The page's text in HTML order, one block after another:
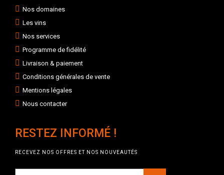
Nos domaines
Les vins
Nos services
Programme de fidélité
Livraison & paiement
Conditions générales de vente
Mentions légales
Nous contacter
RESTEZ INFORMÉ !
RECEVEZ NOS OFFRES ET NOS NOUVEAUTÉS